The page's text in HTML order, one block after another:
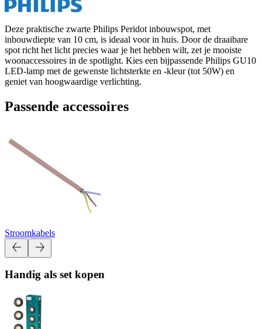
Deze praktische zwarte Philips Peridot inbouwspot, met
inbouwdiepte van 10 cm, is ideaal voor in huis. Door de draaibare
spot richt het licht precies waar je het hebben wilt, zet je mooiste
woonaccessoires in de spotlight. Kies een bijpassende Philips GU10
LED-lamp met de gewenste lichtsterkte en -kleur (tot 50W) en
geniet van hoogwaardige verlichting.
Passende accessoires
Stroomkabels
Handig als set kopen